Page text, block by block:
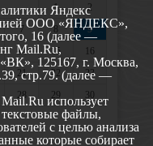
1
2
7 8
9
14 15
16
21 22
23
28 29
30
Яндекс
ООО «ЯНДЕКС»,
16 (далее —
Mail.Ru,
125167, г. Москва,
стр.79. (далее —
использует
файлы,
с целью анализа
которые собирает